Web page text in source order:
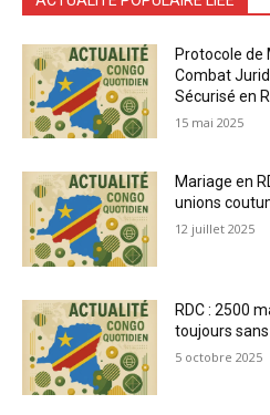
Protocole de
Combat
Sécurisé en
15 mai 2025
Mariage en
unions
12 juillet 2025
RDC : 2500
toujours
5 octobre 2025